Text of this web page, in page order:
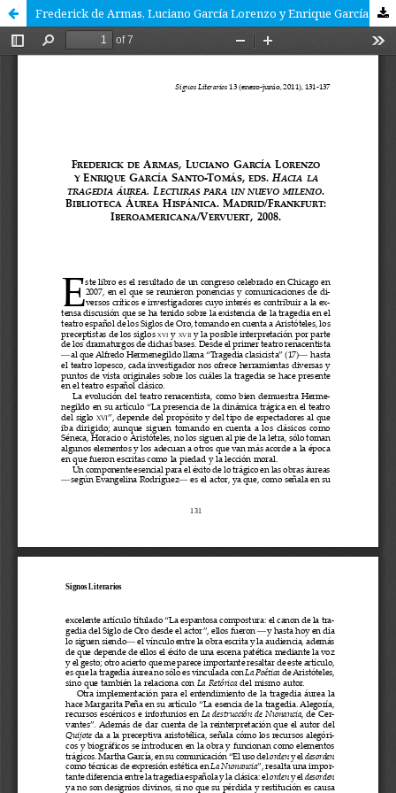
Frederick de Armas, Luciano García Lorenzo y Enrique García Santo-Tomás, eds. Hacia la Tragedia áurea. Lecturas para un nuevo milenio. Biblioteca áurea hispánica. Madrid/frankfurt: Iberoamericana/vervuert, 2008.